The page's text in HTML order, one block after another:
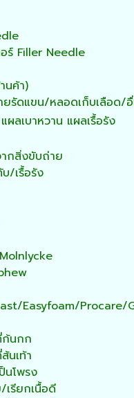
ร์ Filler Needle
นค้า)
รัดแขน/หลอดเก็บเลือด/
ลเบาหวาน แผลเรื้อรัง
กสิ่งขับถ่าย
/เรื้อรัง
Easyfoam/Procare/
ก้นกก
นเท้า
นโพรง
เรียกเนื้อดี